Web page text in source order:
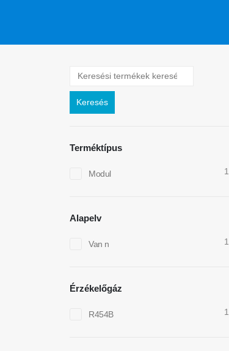
Keresés
Terméktípus
Modul 1
Alapelv
Van n 1
Érzékelőgáz
R454B 1